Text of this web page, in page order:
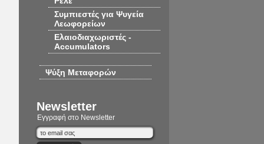
Συμπιεστές για Ψυγεία
Λεωφορείων
Ελαιοδιαχωριστές -
Accumulators
Ψύξη Μεταφορών
Newsletter
Εγγραφή στο Newsletter